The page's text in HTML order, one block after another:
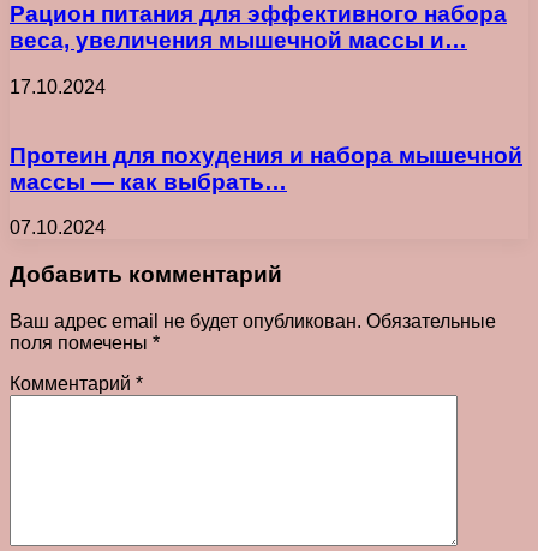
Рацион питания для эффективного набора
веса, увеличения мышечной массы и…
17.10.2024
Протеин для похудения и набора мышечной
массы — как выбрать…
07.10.2024
Добавить комментарий
Ваш адрес email не будет опубликован. Обязательные
поля помечены *
Комментарий *